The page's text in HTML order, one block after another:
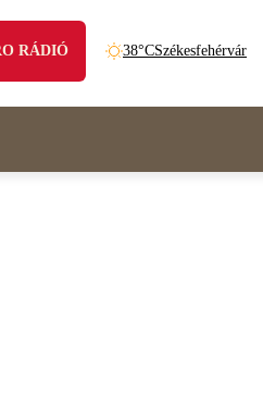
RÁDIÓ 38°CSzékesfehérvár